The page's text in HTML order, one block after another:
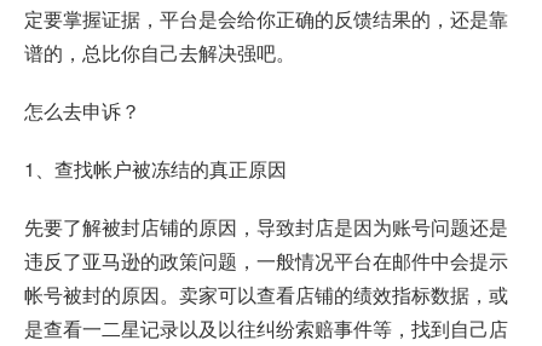
定要掌握证据，平台是会给你正确的反馈结果的，还是靠
谱的，总比你自己去解决强吧。
怎么去申诉？
1、查找帐户被冻结的真正原因
先要了解被封店铺的原因，导致封店是因为账号问题还是
违反了亚马逊的政策问题，一般情况平台在邮件中会提示
帐号被封的原因。卖家可以查看店铺的绩效指标数据，或
是查看一二星记录以及以往纠纷索赔事件等，找到自己店